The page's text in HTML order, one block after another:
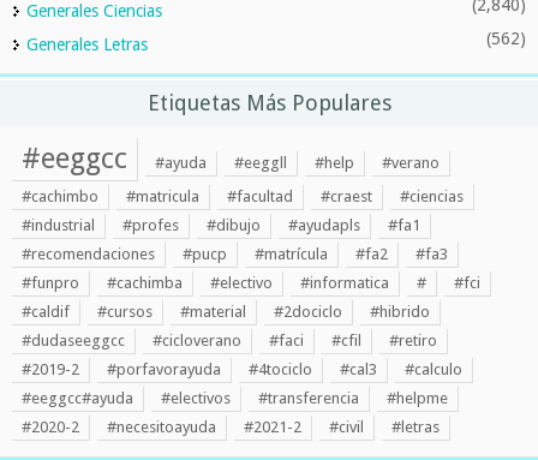
Generales Ciencias (2,840)
Generales Letras (562)
Etiquetas Más Populares
#eeggcc #ayuda #eeggll #help
#verano
#cachimbo
#matricula #facultad #craest
#ciencias
#industrial
#profes #dibujo #ayudapls
#fa1
#recomendaciones
#pucp #matrícula #fa2
#fa3
#funpro
#cachimba #electivo #informatica #
#fci
#caldif
#cursos #material #2dociclo
#hibrido
#dudaseeggcc
#cicloverano #faci #cfil
#retiro
#2019-2
#porfavorayuda #4tociclo #cal3
#calculo
#eeggcc#ayuda
#electivos #transferencia
#helpme
#2020-2
#necesitoayuda #2021-2 #civil #letras